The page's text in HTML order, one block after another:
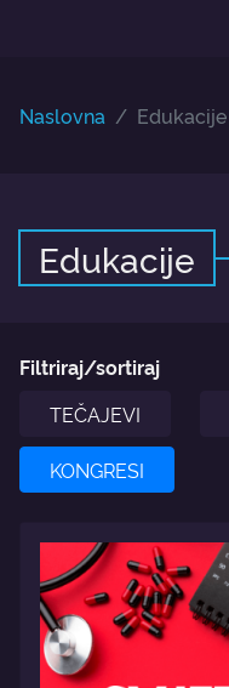
Naslovna Edukacije
Edukacije
Filtriraj/sortiraj
TEČAJEVI
KONGRESI